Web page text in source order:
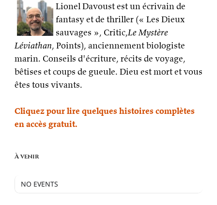
Lionel Davoust est un écrivain de
fantasy et de thriller (« Les Dieux
sauvages », Critic,Le Mystère
Léviathan, Points), anciennement biologiste
marin. Conseils d'écriture, récits de voyage,
bêtises et coups de gueule. Dieu est mort et vous
êtes tous vivants.
Cliquez pour lire quelques histoires complètes
en accès gratuit.
À venir
NO EVENTS